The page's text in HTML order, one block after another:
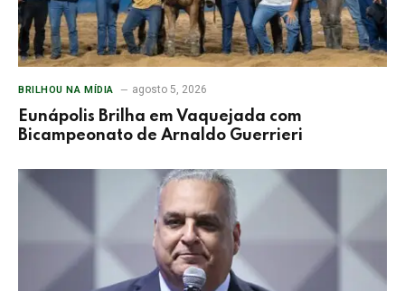
BRILHOU NA MÍDIA agosto 5, 2026
Eunápolis Brilha em Vaquejada com
Bicampeonato de Arnaldo Guerrieri